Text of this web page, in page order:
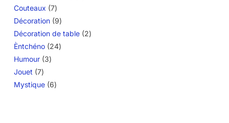
Couteaux 77
produits
Décoration 99
produits
Décoration de table 22
Èntchéno 2424
Humour 33
Jouet 77
produits
Mystique 66